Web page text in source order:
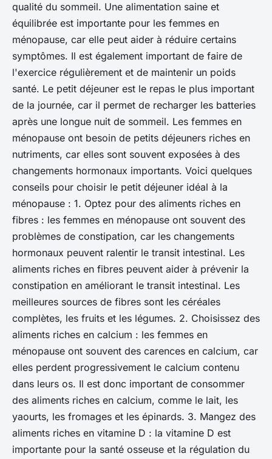
qualité du sommeil. Une alimentation saine et
équilibrée est importante pour les femmes en
ménopause, car elle peut aider à réduire certains
symptômes. Il est également important de faire de
l'exercice régulièrement et de maintenir un poids
santé. Le petit déjeuner est le repas le plus important
de la journée, car il permet de recharger les batteries
après une longue nuit de sommeil. Les femmes en
ménopause ont besoin de petits déjeuners riches en
nutriments, car elles sont souvent exposées à des
changements hormonaux importants. Voici quelques
conseils pour choisir le petit déjeuner idéal à la
ménopause : 1. Optez pour des aliments riches en
fibres : les femmes en ménopause ont souvent des
problèmes de constipation, car les changements
hormonaux peuvent ralentir le transit intestinal. Les
aliments riches en fibres peuvent aider à prévenir la
constipation en améliorant le transit intestinal. Les
meilleures sources de fibres sont les céréales
complètes, les fruits et les légumes. 2. Choisissez des
aliments riches en calcium : les femmes en
ménopause ont souvent des carences en calcium, car
elles perdent progressivement le calcium contenu
dans leurs os. Il est donc important de consommer
des aliments riches en calcium, comme le lait, les
yaourts, les fromages et les épinards. 3. Mangez des
aliments riches en vitamine D : la vitamine D est
importante pour la santé osseuse et la régulation du